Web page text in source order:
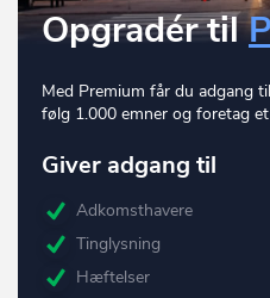
Opgradér til
Med Premium får du adgang
følg 1.000 emner og foretag
Giver adgang til
Adkomsthavere
Tinglysning
Hæftelser